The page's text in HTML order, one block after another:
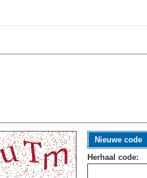
Nieuwe code
Herhaal code: